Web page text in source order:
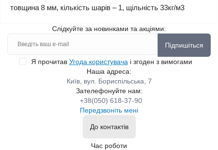
товщина 8 мм, кількість шарів – 1, щільність 33кг/м3
Слідкуйте за новинками та акціями:
Підпишіться
Я прочитав Угода користувача і згоден з вимогами
Наша адреса:
Київ, вул. Бориспільська, 7
Зателефонуйте нам:
+38(050) 618-37-90
Передзвоніть мені
До контактів
Час роботи